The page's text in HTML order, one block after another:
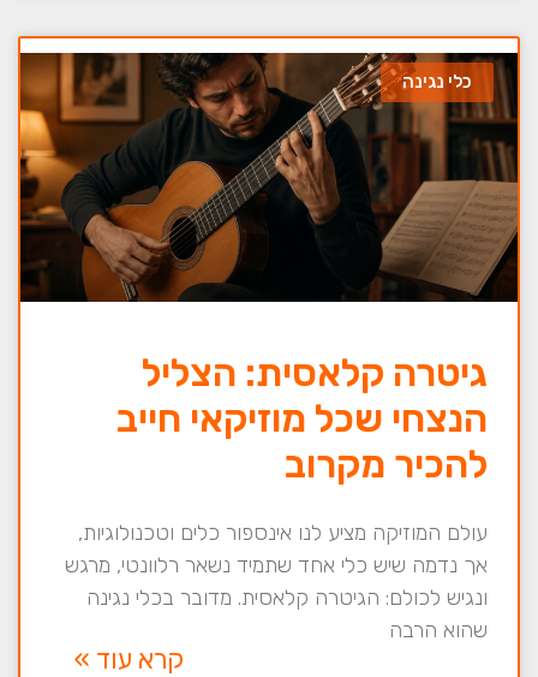
כלי נגינה
גיטרה קלאסית: הצליל
הנצחי שכל מוזיקאי חייב
להכיר מקרוב
עולם המוזיקה מציע לנו אינספור כלים וטכנולוגיות,
אך נדמה שיש כלי אחד שתמיד נשאר רלוונטי, מרגש
ונגיש לכולם: הגיטרה קלאסית. מדובר בכלי נגינה
שהוא הרבה
קרא עוד »